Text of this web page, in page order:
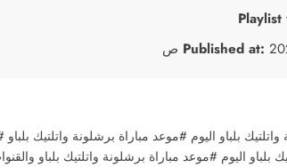
Playlist
Published at: ص
بلباو اليوم #موعد مباراة برشلونة واتلتيك
بلباو اليوم #موعد مباراة برشلونة واتلتيك بلباو